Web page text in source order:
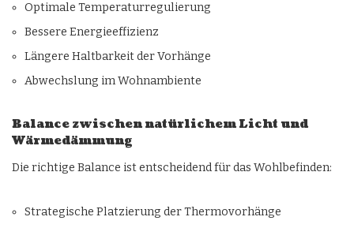
Optimale Temperaturregulierung
Bessere Energieeffizienz
Längere Haltbarkeit der Vorhänge
Abwechslung im Wohnambiente
Balance zwischen natürlichem Licht und
Wärmedämmung
Die richtige Balance ist entscheidend für das Wohlbefinden:
Strategische Platzierung der Thermovorhänge